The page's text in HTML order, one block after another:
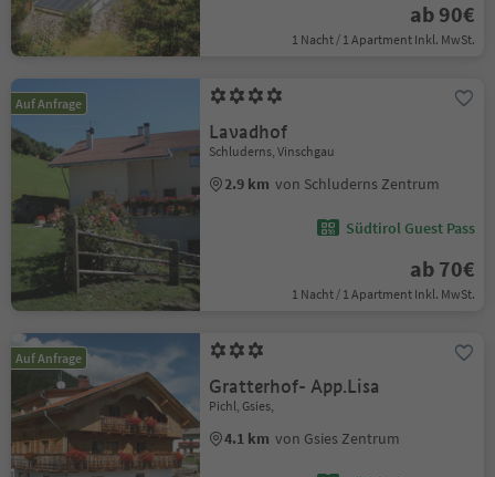
ab 90€
1 Nacht / 1 Apartment Inkl. MwSt.
Auf Anfrage
Lavadhof
Schluderns, Vinschgau
2.9 km von Schluderns Zentrum
Südtirol Guest Pass
ab 70€
1 Nacht / 1 Apartment Inkl. MwSt.
Auf Anfrage
Gratterhof- App.Lisa
Pichl, Gsies,
4.1 km von Gsies Zentrum